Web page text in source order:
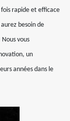
fois rapide et efficace
besoin de
vous
un
années dans le